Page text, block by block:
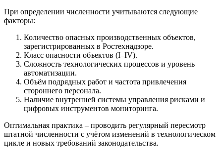
При определении численности учитываются следующие
факторы:
Количество опасных производственных объектов,
зарегистрированных в Ростехнадзоре.
Класс опасности объектов (I–IV).
Сложность технологических процессов и уровень
автоматизации.
Объём подрядных работ и частота привлечения
стороннего персонала.
Наличие внутренней системы управления рисками и
цифровых инструментов мониторинга.
Оптимальная практика – проводить регулярный пересмотр
штатной численности с учётом изменений в технологическом
цикле и новых требований законодательства.